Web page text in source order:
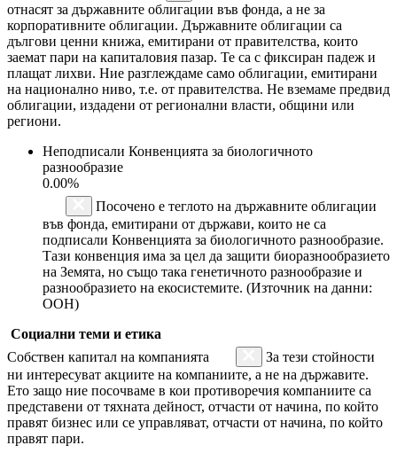
отнасят за държавните облигации във фонда, а не за
корпоративните облигации. Държавните облигации са
дългови ценни книжа, емитирани от правителства, които
заемат пари на капиталовия пазар. Те са с фиксиран падеж и
плащат лихви. Ние разглеждаме само облигации, емитирани
на национално ниво, т.е. от правителства. Не вземаме предвид
облигации, издадени от регионални власти, общини или
региони.
Неподписали Конвенцията за биологичното
разнообразие
0.00%
Посочено е теглото на държавните облигации
във фонда, емитирани от държави, които не са
подписали Конвенцията за биологичното разнообразие.
Тази конвенция има за цел да защити биоразнообразието
на Земята, но също така генетичното разнообразие и
разнообразието на екосистемите. (Източник на данни:
ООН)
Социални теми и етика
Собствен капитал на компанията
За тези стойности
ни интересуват акциите на компаниите, а не на държавите.
Ето защо ние посочваме в кои противоречия компаниите са
представени от тяхната дейност, отчасти от начина, по който
правят бизнес или се управляват, отчасти от начина, по който
правят пари.